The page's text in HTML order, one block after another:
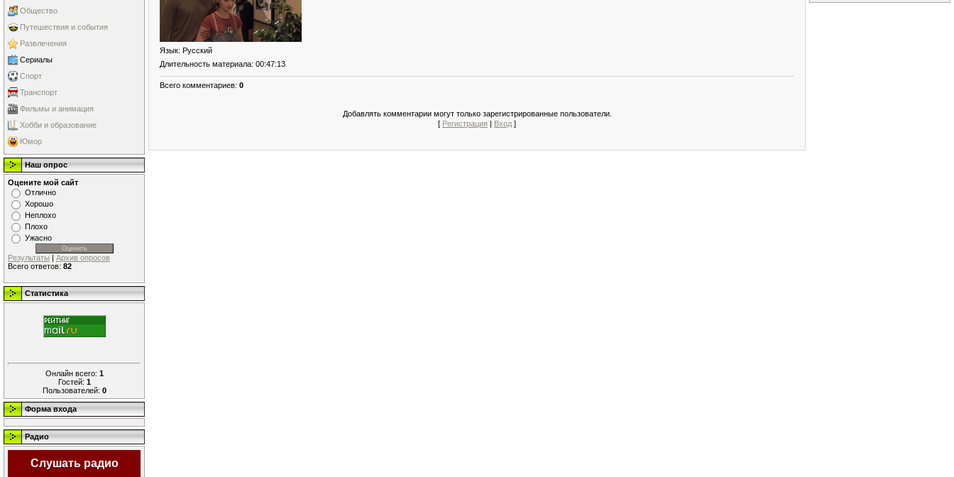
Общество
Путешествия и события
Развлечения
Сериалы
Спорт
Транспорт
Фильмы и анимация
Хобби и образование
Юмор
Наш опрос
Оцените мой сайт
Отлично
Хорошо
Неплохо
Плохо
Ужасно
Результаты | Архив опросов
Всего ответов: 82
Статистика
Онлайн всего: 1
Гостей: 1
Пользователей: 0
Форма входа
Радио
Слушать радио
Язык: Русский
Длительность материала: 00:47:13
Всего комментариев: 0
Добавлять комментарии могут только зарегистрированные пользователи.
[ Регистрация | Вход ]